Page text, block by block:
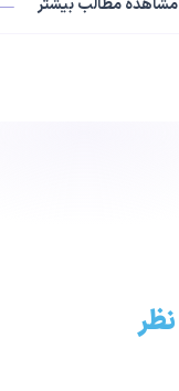
مشاهده مطالب بیشتر
نظر